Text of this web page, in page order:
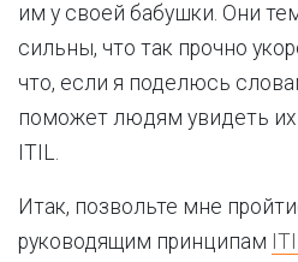
им у своей бабушки. Они
сильны, что так прочно
что, если я поделюсь
поможет людям увидеть их
ITIL.
Итак, позвольте мне
руководящим принципам